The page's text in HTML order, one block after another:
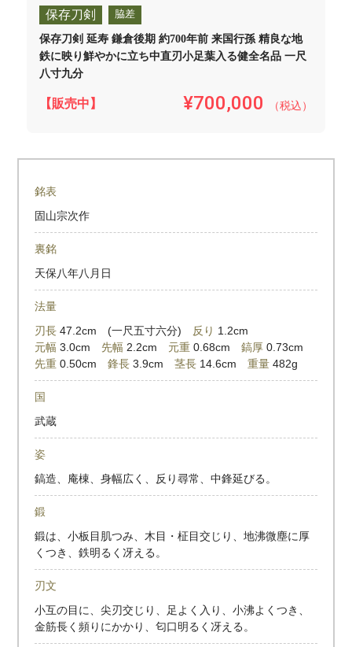
保存刀剣 脇差
保存刀剣 延寿 鎌倉後期 約700年前 来国行孫 精良な地
鉄に映り鮮やかに立ち中直刃小足葉入る健全名品 一尺
八寸九分
【販売中】 ¥700,000 （税込）
銘表
固山宗次作
裏銘
天保八年八月日
法量
刃長 47.2cm (一尺五寸六分) 反り 1.2cm
元幅 3.0cm 先幅 2.2cm 元重 0.68cm鎬厚 0.73cm
先重 0.50cm鋒長 3.9cm茎長 14.6cm重量 482g
国
武蔵
姿
鎬造、庵棟、身幅広く、反り尋常、中鋒延びる。
鍛
鍛は、小板目肌つみ、木目・柾目交じり、地沸微塵に厚
くつき、鉄明るく冴える。
刃文
小互の目に、尖刃交じり、足よく入り、小沸よくつき、
金筋長く頻りにかかり、匂口明るく冴える。